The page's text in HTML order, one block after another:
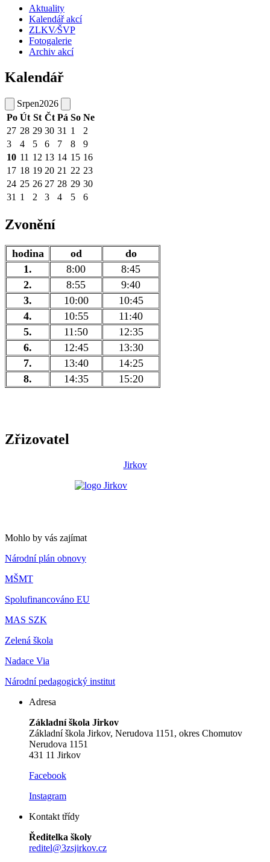
Aktuality
Kalendář akcí
ZLKV⁄ŠVP
Fotogalerie
Archiv akcí
Kalendář
Srpen2026
Po Út St Čt Pá So Ne
27 28 29 30 31 1
2
3
4 5 6 7 8
9
10 11 12 13 14 15 16
17 18 19 20 21 22 23
24 25 26 27 28 29 30
31 1 2 3 4 5 6
Zvonění
hodina od
do
1.
8:00
8:45
2.
8:55
9:40
3.
10:00
10:45
4.
10:55
11:40
5.
11:50
12:35
6.
12:45
13:30
7.
13:40
14:25
8.
14:35 15:20
Zřizovatel
Jirkov
Mohlo by vás zajímat
Národní plán obnovy
MŠMT
Spolufinancováno EU
MAS SZK
Zelená škola
Nadace Via
Národní pedagogický institut
Adresa
Základní škola Jirkov
Základní škola Jirkov, Nerudova 1151, okres Chomutov
Nerudova 1151
431 11 Jirkov
Facebook
Instagram
Kontakt třídy
Ředitelka školy
reditel@3zsjirkov.cz